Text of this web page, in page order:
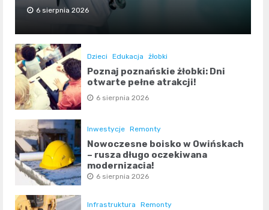
6 sierpnia 2026
Dzieci Edukacja żłobki
Poznaj poznańskie żłobki: Dni
otwarte pełne atrakcji!
6 sierpnia 2026
Inwestycje Remonty
Nowoczesne boisko w Owińskach
– rusza długo oczekiwana
modernizacja!
6 sierpnia 2026
Infrastruktura Remonty